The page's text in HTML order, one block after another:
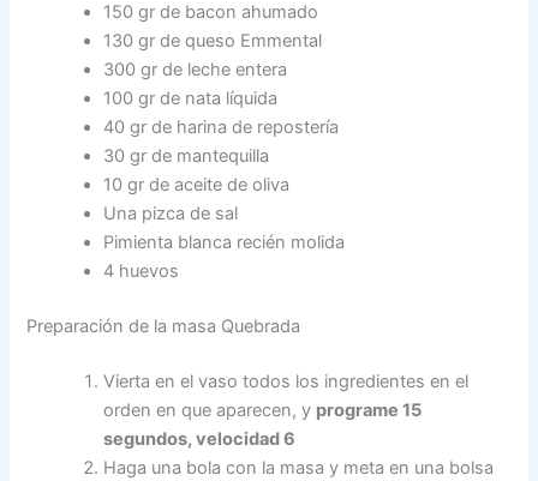
150 gr de bacon ahumado
130 gr de queso Emmental
300 gr de leche entera
100 gr de nata líquida
40 gr de harina de repostería
30 gr de mantequilla
10 gr de aceite de oliva
Una pizca de sal
Pimienta blanca recién molida
4 huevos
Preparación de la masa Quebrada
Vierta en el vaso todos los ingredientes en el
orden en que aparecen, y programe 15
segundos, velocidad 6
Haga una bola con la masa y meta en una bolsa